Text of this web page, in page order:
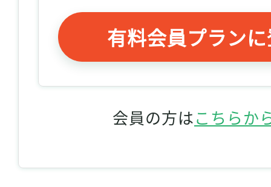
有料会員プラン
会員の方はこちらか